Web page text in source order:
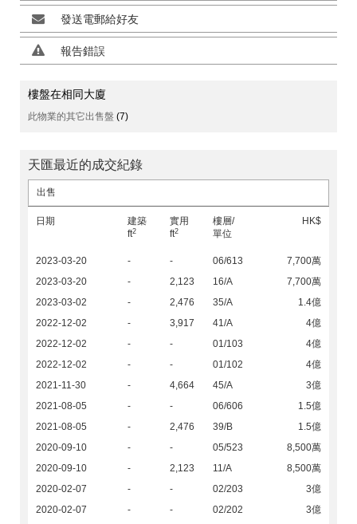
發送電郵給好友
報告錯誤
樓盤在相同大廈
此物業的其它出售盤 (7)
天匯最近的成交紀錄
出售
日期
建築
ft2
實用
ft2
樓層/
單位
HK$
2023-03-20 - - 06/613
7,700萬
2023-03-20
- 2,123 16/A
7,700萬
2023-03-02
- 2,476 35/A
1.4億
2022-12-02
- 3,917 41/A
4億
2022-12-02
- - 01/103
4億
2022-12-02
- - 01/102
4億
2021-11-30
- 4,664 45/A
3億
2021-08-05
- - 06/606
1.5億
2021-08-05
- 2,476 39/B
1.5億
2020-09-10
- - 05/523
8,500萬
2020-09-10
- 2,123 11/A
8,500萬
2020-02-07
- - 02/203
3億
2020-02-07
- - 02/202
3億